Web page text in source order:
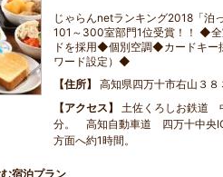
じゃらんnetランキング2018「泊
101～300室部門1位受賞！！ ◆
ドを採用◆個別空調◆カードキ
ワード設定）◆
住所
高知県四万十市右山３８
アクセス
土佐くろしお鉄道
分。 高知自動車道 四万十中央
方面へ約1時間。
宿泊プラン